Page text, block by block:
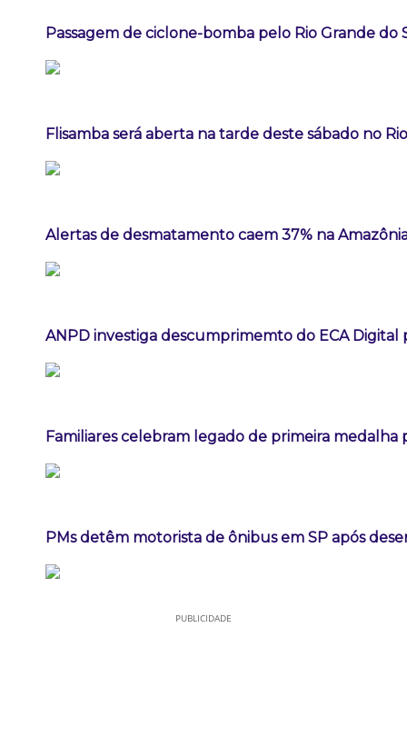
Passagem de ciclone-bomba pelo Rio Grande
Flisamba será aberta na tarde deste sábado no
Alertas de desmatamento caem 37% na
ANPD investiga descumprimemto do ECA Digital
Familiares celebram legado de primeira medalha
PMs detêm motorista de ônibus em SP após
PUBLICIDADE